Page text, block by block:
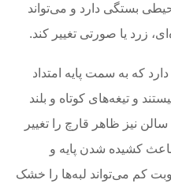
بستگی دارد و می‌تواند
زرد یا صورتی تغییر کند.
که به سمت پایه امتداد
و تیغه‌های کوتاه و بلند
نیز ظاهر قارچ را تغییر
کشیده شدن پایه و
کم می‌تواند لبه‌ها را خشک